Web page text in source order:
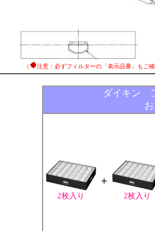
（ 注意：必ずフィルターの「表示品番」もご
ダイキン
2枚入り
＋
2枚入り